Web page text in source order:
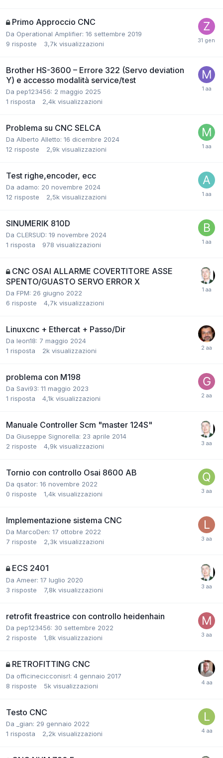
Primo Approccio CNC
Da Operational Amplifier: 16 settembre 2019
9 risposte 3,7k visualizzazioni
Brother HS-3600 – Errore 322 (Servo deviation
Y) e accesso modalità service/test
Da pep123456: 2 maggio 2025
1 risposta 2,4k visualizzazioni
Problema su CNC SELCA
Da Alberto Alletto: 16 dicembre 2024
12 risposte 2,9k visualizzazioni
Test righe,encoder, ecc
Da adamo: 20 novembre 2024
12 risposte 2,5k visualizzazioni
SINUMERIK 810D
Da CLERSUD: 19 novembre 2024
1 risposta 978 visualizzazioni
CNC OSAI ALLARME COVERTITORE ASSE
SPENTO/GUASTO SERVO ERROR X
Da FPM: 26 giugno 2022
6 risposte 4,7k visualizzazioni
Linuxcnc + Ethercat + Passo/Dir
Da leon18: 7 maggio 2024
1 risposta 2k visualizzazioni
problema con M198
Da Savi93: 11 maggio 2023
1 risposta 4,1k visualizzazioni
Manuale Controller Scm "master 124S"
Da Giuseppe Signorella: 23 aprile 2014
2 risposte 4,9k visualizzazioni
Tornio con controllo Osai 8600 AB
Da qsator: 16 novembre 2022
0 risposte 1,4k visualizzazioni
Implementazione sistema CNC
Da MarcoDen: 17 ottobre 2022
7 risposte 2,3k visualizzazioni
ECS 2401
Da Ameer: 17 luglio 2020
3 risposte 7,8k visualizzazioni
retrofit freastrice con controllo heidenhain
Da pep123456: 30 settembre 2022
2 risposte 1,8k visualizzazioni
RETROFITTING CNC
Da officinecicconisrl: 4 gennaio 2017
8 risposte 5k visualizzazioni
Testo CNC
Da _gian: 29 gennaio 2022
1 risposta 2,2k visualizzazioni